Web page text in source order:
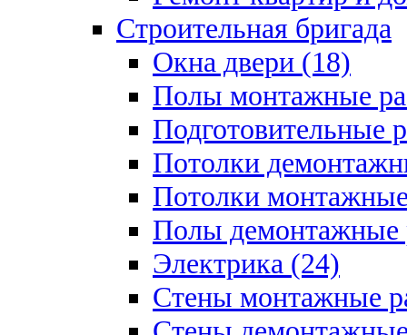
Строительная бригада
Окна двери (18)
Полы монтажные
Подготовительные
Потолки
Потолки
Полы демонтажные
Электрика (24)
Стены монтажные